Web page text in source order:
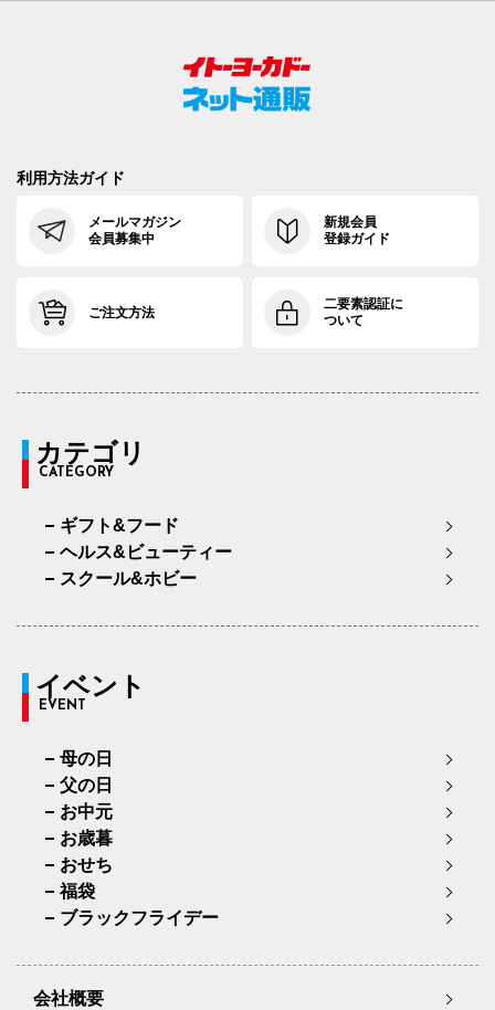
利用方法ガイド
メールマガジン
会員募集中
新規会員
登録ガイド
ご注文方法
二要素認証に
ついて
カテゴリ
CATEGORY
ギフト&フード
ヘルス&ビューティー
スクール&ホビー
イベント
EVENT
母の日
父の日
お中元
お歳暮
おせち
福袋
ブラックフライデー
会社概要